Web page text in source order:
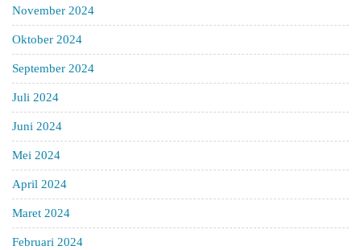
November 2024
Oktober 2024
September 2024
Juli 2024
Juni 2024
Mei 2024
April 2024
Maret 2024
Februari 2024